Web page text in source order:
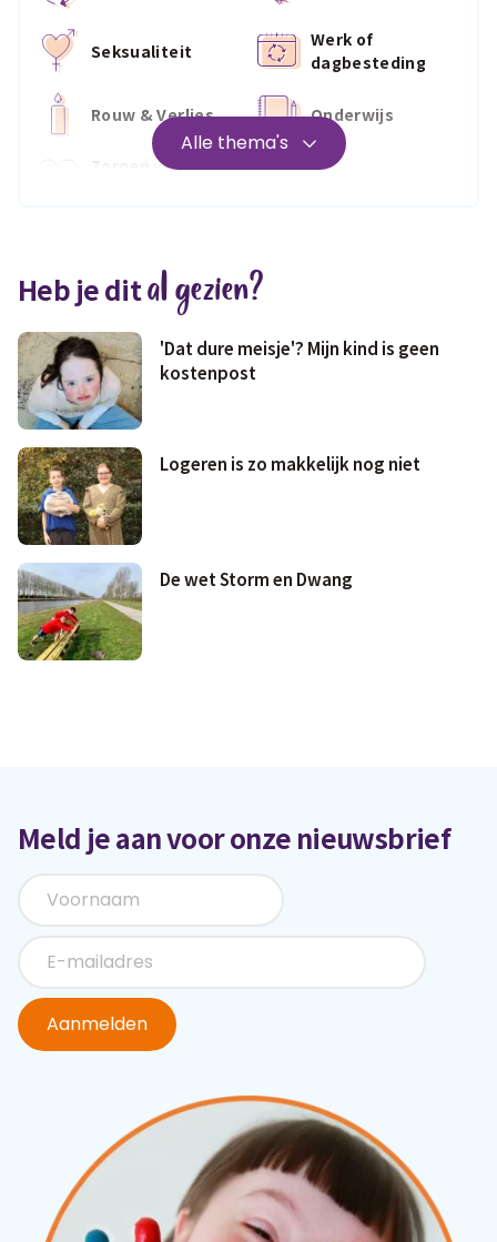
Seksualiteit
Werk of
dagbesteding
Rouw & Verlies Onderwijs
Zorgen voor
Wonen
Geld & wetten
Alle thema's
Heb je dital gezien?
'Dat dure meisje'? Mijn kind is geen
kostenpost
Logeren is zo makkelijk nog niet
De wet Storm en Dwang
Meld je aan voor onze nieuwsbrief
Aanmelden